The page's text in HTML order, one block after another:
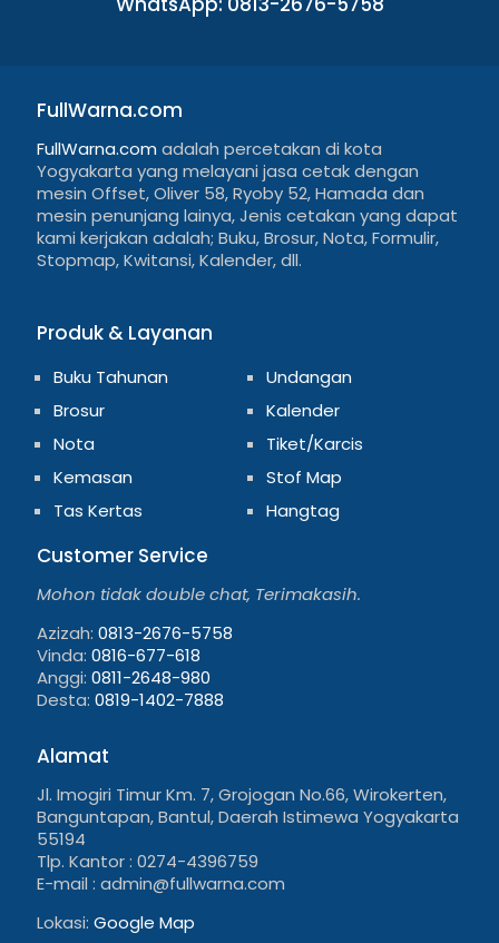
FullWarna.com
FullWarna.com adalah percetakan di kota
Yogyakarta yang melayani jasa cetak dengan
mesin Offset, Oliver 58, Ryoby 52, Hamada dan
mesin penunjang lainya, Jenis cetakan yang dapat
kami kerjakan adalah; Buku, Brosur, Nota, Formulir,
Stopmap, Kwitansi, Kalender, dll.
Produk & Layanan
Buku Tahunan
Brosur
Nota
Kemasan
Tas Kertas
Undangan
Kalender
Tiket/Karcis
Stof Map
Hangtag
Customer Service
Mohon tidak double chat, Terimakasih.
Azizah: 0813-2676-5758
Vinda: 0816-677-618
Anggi: 0811-2648-980
Desta: 0819-1402-7888
Alamat
Jl. Imogiri Timur Km. 7, Grojogan No.66, Wirokerten,
Banguntapan, Bantul, Daerah Istimewa Yogyakarta
55194
Tlp. Kantor : 0274-4396759
E-mail : admin@fullwarna.com
Lokasi: Google Map